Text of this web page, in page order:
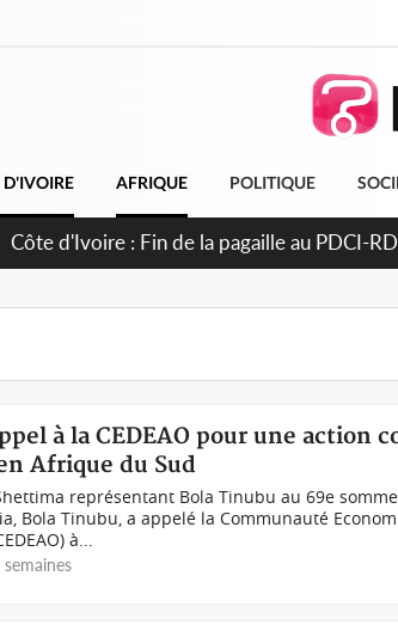
D'IVOIRE AFRIQUE POLITIQUE
Côte d'Ivoire : Ouattara promet des
à la CEDEAO pour une action
Afrique du Sud
représentant Bola Tinubu au 69e
Bola Tinubu, a appelé la Communauté
à...